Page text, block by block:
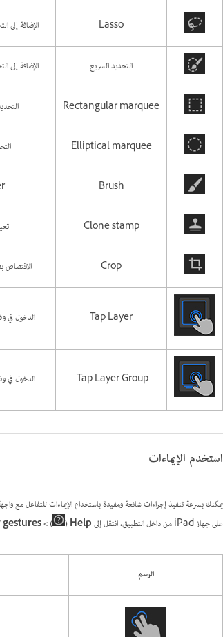
Lasso الإضافة إلى
التحديد السريع الإضافة إلى
Rectangular marquee
Elliptical marquee
Brush
Clone stamp
Crop الاقتصاص
Tap Layer الدخول في
Tap Layer Group الدخول في
استخدم الإيماءات
على جهاز iPad من داخل التطبيق، انتقل إلى
Help (
) >‏ View gestures,
الرسم